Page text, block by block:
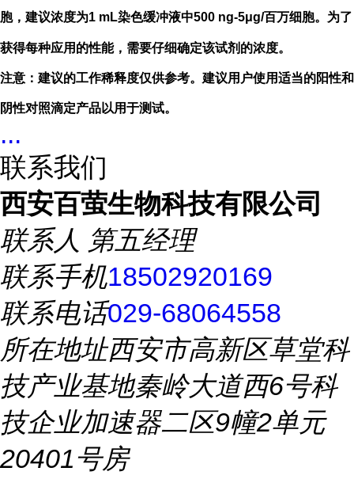
胞，建议浓度为1 mL染色缓冲液中500 ng-5μg/百万细胞。为了
获得每种应用的性能，需要仔细确定该试剂的浓度。
注意：建议的工作稀释度仅供参考。建议用户使用适当的阳性和
阴性对照滴定产品以用于测试。
...
联系我们
西安百萤生物科技有限公司
联系人 第五经理
联系手机18502920169
联系电话029-68064558
所在地址西安市高新区草堂科
技产业基地秦岭大道西6号科
技企业加速器二区9幢2单元
20401号房